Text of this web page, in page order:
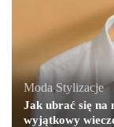
Moda,Stylizacje
Jak ubrać się na
wyjątkowy